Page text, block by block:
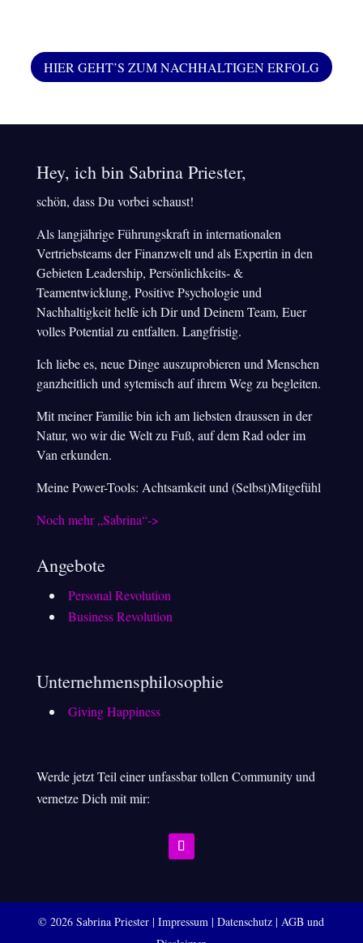
HIER GEHT’S ZUM NACHHALTIGEN ERFOLG
Hey, ich bin Sabrina Priester,
schön, dass Du vorbei schaust!
Als langjährige Führungskraft in internationalen
Vertriebsteams der Finanzwelt und als Expertin in den
Gebieten Leadership, Persönlichkeits- &
Teamentwicklung, Positive Psychologie und
Nachhaltigkeit helfe ich Dir und Deinem Team, Euer
volles Potential zu entfalten. Langfristig.
Ich liebe es, neue Dinge auszuprobieren und Menschen
ganzheitlich und sytemisch auf ihrem Weg zu begleiten.
Mit meiner Familie bin ich am liebsten draussen in der
Natur, wo wir die Welt zu Fuß, auf dem Rad oder im
Van erkunden.
Meine Power-Tools: Achtsamkeit und (Selbst)Mitgefühl
Noch mehr „Sabrina“->
Angebote
Personal Revolution
Business Revolution
Unternehmensphilosophie
Giving Happiness
Werde jetzt Teil einer unfassbar tollen Community und
vernetze Dich mit mir:
© 2026 Sabrina Priester |Impressum |Datenschutz | AGB und